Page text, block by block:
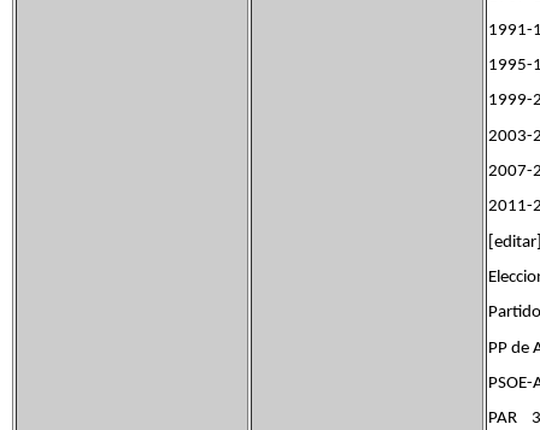
2003-
2007-
PP